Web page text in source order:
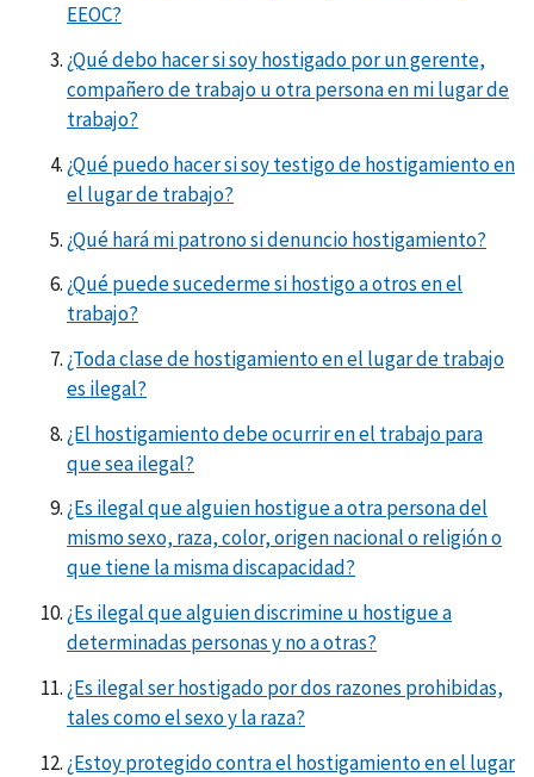
EEOC?
¿Qué debo hacer si soy hostigado por un gerente,
compañero de trabajo u otra persona en mi lugar de
trabajo?
¿Qué puedo hacer si soy testigo de hostigamiento en
el lugar de trabajo?
¿Qué hará mi patrono si denuncio hostigamiento?
¿Qué puede sucederme si hostigo a otros en el
trabajo?
¿Toda clase de hostigamiento en el lugar de trabajo
es ilegal?
¿El hostigamiento debe ocurrir en el trabajo para
que sea ilegal?
¿Es ilegal que alguien hostigue a otra persona del
mismo sexo, raza, color, origen nacional o religión o
que tiene la misma discapacidad?
¿Es ilegal que alguien discrimine u hostigue a
determinadas personas y no a otras?
¿Es ilegal ser hostigado por dos razones prohibidas,
tales como el sexo y la raza?
¿Estoy protegido contra el hostigamiento en el lugar